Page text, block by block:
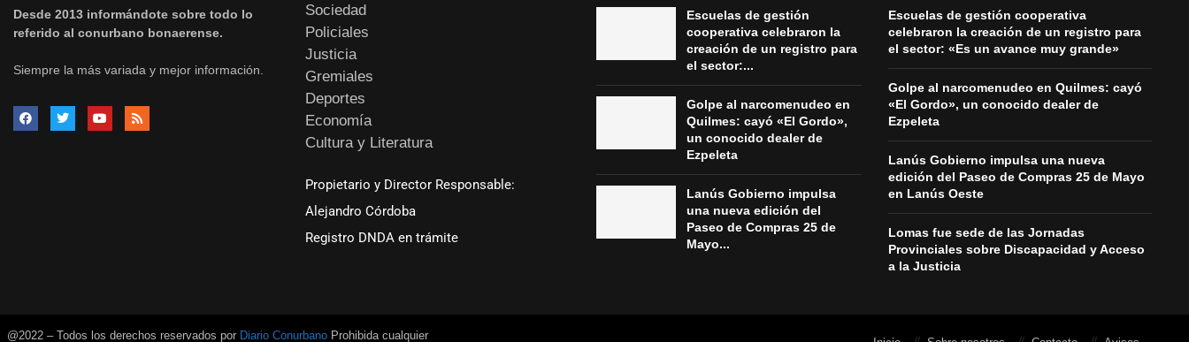
Desde 2013 informándote sobre todo lo
referido al conurbano bonaerense.
Siempre la más variada y mejor información.
Sociedad
Policiales
Justicia
Gremiales
Deportes
Economía
Cultura y Literatura
Propietario y Director Responsable:
Alejandro Córdoba
Registro DNDA en trámite
Escuelas de gestión
cooperativa celebraron la
creación de un registro para
el sector:...
Golpe al narcomenudeo en
Quilmes: cayó «El Gordo»,
un conocido dealer de
Ezpeleta
Lanús Gobierno impulsa
una nueva edición del
Paseo de Compras 25 de
Mayo...
Escuelas de gestión cooperativa
celebraron la creación de un registro para
el sector: «Es un avance muy grande»
Golpe al narcomenudeo en Quilmes: cayó
«El Gordo», un conocido dealer de
Ezpeleta
Lanús Gobierno impulsa una nueva
edición del Paseo de Compras 25 de Mayo
en Lanús Oeste
Lomas fue sede de las Jornadas
Provinciales sobre Discapacidad y Acceso
a la Justicia
@2022 – Todos los derechos reservados por Diario Conurbano Prohibida cualquier